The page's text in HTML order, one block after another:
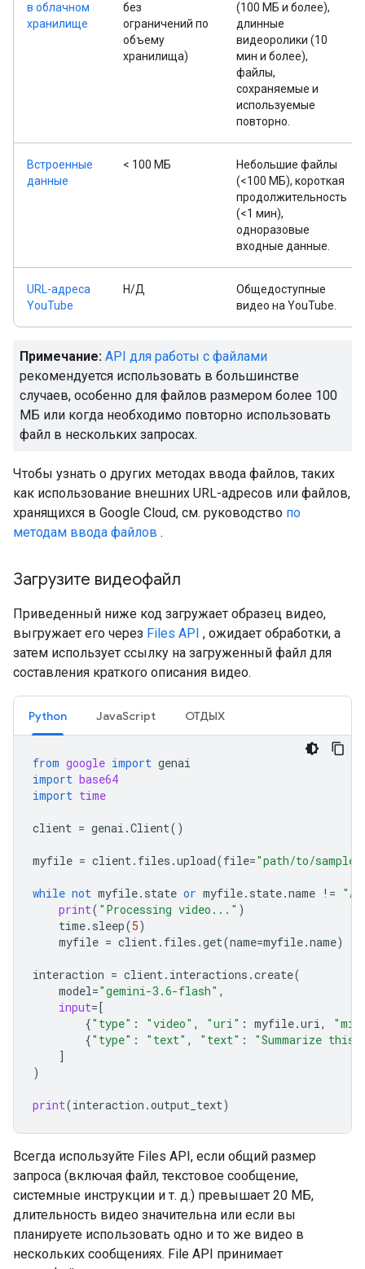
в облачном
хранилище
без
ограничений по
объему
хранилища)
(100 МБ и более),
длинные
видеоролики (10
мин и более),
файлы,
сохраняемые и
используемые
повторно.
Встроенные
данные
< 100 МБ
Небольшие файлы
(<100 МБ), короткая
продолжительность
(<1 мин),
одноразовые
входные данные.
URL-адреса
YouTube
Н/Д
Общедоступные
видео на YouTube.
Примечание: API для работы с файлами
рекомендуется использовать в большинстве
случаев, особенно для файлов размером более 100
МБ или когда необходимо повторно использовать
файл в нескольких запросах.
Чтобы узнать о других методах ввода файлов, таких
как использование внешних URL-адресов или файлов,
хранящихся в Google Cloud, см. руководство по
методам ввода файлов .
Загрузите видеофайл
Приведенный ниже код загружает образец видео,
выгружает его через Files API , ожидает обработки, а
затем использует ссылку на загруженный файл для
составления краткого описания видео.
Python JavaScript ОТДЫХ
from google import genai
import base64
import time
client = genai .Client()
myfile = client. files .upload(file="path/to/
while not myfile. state or myfile. state.name !=
print( "Processing video..." )
time. sleep(5)
myfile = client. files .get(name=myfile.name)
interaction = client. interactions .create(
model="gemini-3.6-flash" ,
input=[
{"type" : "video" , "uri" : myfile.uri,
{"type" : "text" , "text" :
"Summarize
]
)
print(interaction .output_text)
Всегда используйте Files API, если общий размер
запроса (включая файл, текстовое сообщение,
системные инструкции и т. д.) превышает 20 МБ,
длительность видео значительна или если вы
планируете использовать одно и то же видео в
нескольких сообщениях. File API принимает